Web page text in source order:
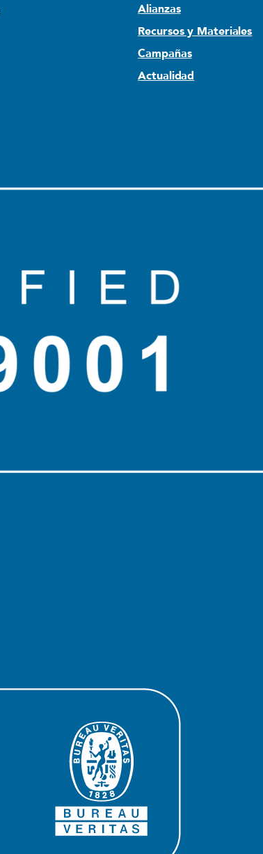
Alianzas
Recursos y Materiales
Campañas
Actualidad